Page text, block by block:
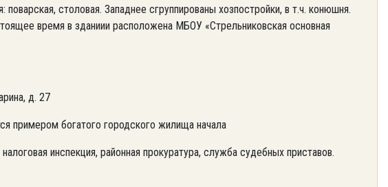
столовая. Западнее сгруппированы хозпостройки, в т.ч. конюшня.
время в зданиии расположена МБОУ «Стрельниковская основная
д. 27
богатого городского жилища начала
инспекция, районная прокуратура, служба судебных приставов.